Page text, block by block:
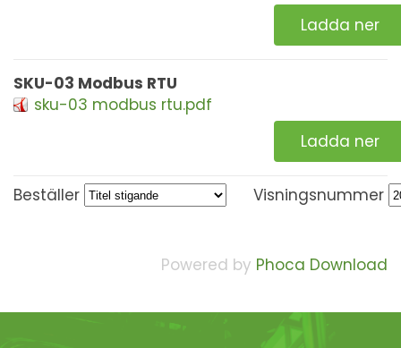
Ladda ner
SKU-03 Modbus RTU
sku-03 modbus rtu.pdf
Ladda ner
Beställer Visningsnummer
Powered by Phoca Download